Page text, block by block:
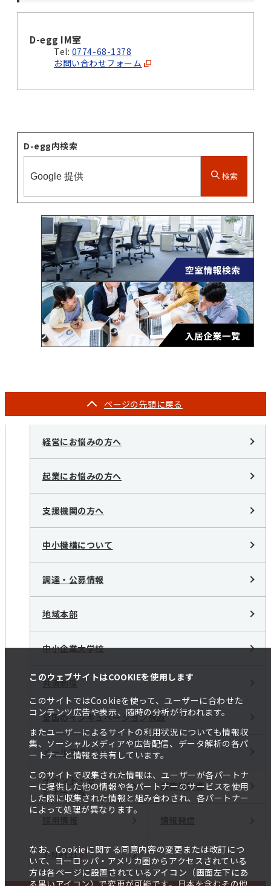
このウェブサイトはCOOKIEを使用します
このサイトではCookieを使って、ユーザーに合わせた
コンテンツ広告や表示、随時の分析が行われます。
またユーザーによるサイトの利用状況についても情報収
集、ソーシャルメディアや広告配信、データ解析の各パ
ートナーと情報を共有しています。
このサイトで収集された情報は、ユーザーが各パートナ
ーに提供した他の情報や各パートナーのサービスを使用
した際に収集された情報と組み合わされ、各パートナー
によって処理が異なります。
なお、Cookieに関する同意内容の変更または改訂につ
いて、ヨーロッパ・アメリカ圏からアクセスされている
方は各ページに設置されているアイコン（画面左下にあ
る黒いアイコン）で変更が可能です。日本を含むその他
D-egg IM室
Tel: 0774-68-1378
お問い合わせフォーム
D-egg内検索
検索
ページの先頭に戻る
経営にお悩みの方へ
起業にお悩みの方へ
支援機関の方へ
中小機構について
調達・公募情報
地域本部
中小企業大学校
共済制度
全国のインキュベーション施設
メールマガジン
イベント・セ
ミナー一覧
調査報告書
J-Net21